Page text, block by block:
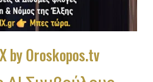
by Oroskopos.tv